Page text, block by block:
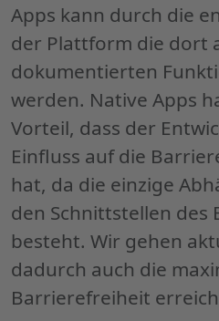
Apps kann durch die
der Plattform die dort
dokumentierten
werden. Native Apps
Vorteil, dass der
Einfluss auf die
hat, da die einzige
den Schnittstellen des
besteht. Wir gehen
dadurch auch die
Barrierefreiheit